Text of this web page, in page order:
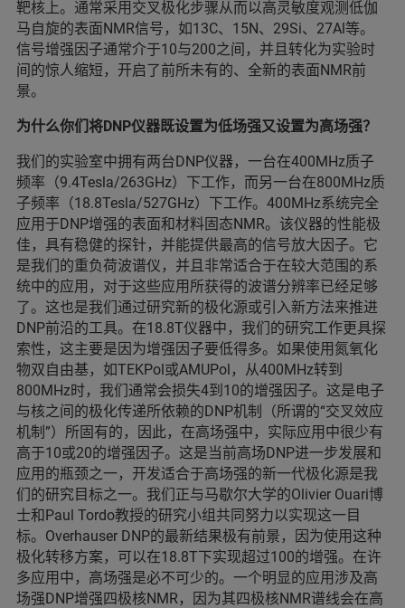
靶核上。通常采用交叉极化步骤从而以高灵敏度观测低伽
马自旋的表面NMR信号，如13C、15N、29Si、27Al等。
信号增强因子通常介于10与200之间，并且转化为实验时
间的惊人缩短，开启了前所未有的、全新的表面NMR前
景。
为什么你们将DNP仪器既设置为低场强又设置为高场强？
我们的实验室中拥有两台DNP仪器，一台在400MHz质子
频率（9.4Tesla/263GHz）下工作，而另一台在800MHz质
子频率（18.8Tesla/527GHz）下工作。400MHz系统完全
应用于DNP增强的表面和材料固态NMR。该仪器的性能极
佳，具有稳健的探针，并能提供最高的信号放大因子。它
是我们的重负荷波谱仪，并且非常适合于在较大范围的系
统中的应用，对于这些应用所获得的波谱分辨率已经足够
了。这也是我们通过研究新的极化源或引入新方法来推进
DNP前沿的工具。在18.8T仪器中，我们的研究工作更具探
索性，这主要是因为增强因子要低得多。如果使用氮氧化
物双自由基，如TEKPol或AMUPol，从400MHz转到
800MHz时，我们通常会损失4到10的增强因子。这是电子
与核之间的极化传递所依赖的DNP机制（所谓的“交叉效应
机制”）所固有的，因此，在高场强中，实际应用中很少有
高于10或20的增强因子。这是当前高场DNP进一步发展和
应用的瓶颈之一，开发适合于高场强的新一代极化源是我
们的研究目标之一。我们正与马歇尔大学的Olivier Ouari博
士和Paul Tordo教授的研究小组共同努力以实现这一目
标。Overhauser DNP的最新结果极有前景，因为使用这种
极化转移方案，可以在18.8T下实现超过100的增强。在许
多应用中，高场强是必不可少的。一个明显的应用涉及高
场强DNP增强四极核NMR，因为其四极核NMR谱线会在高